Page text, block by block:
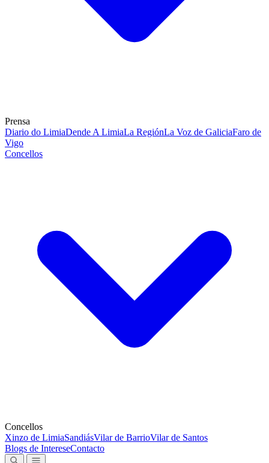
Prensa
Diario do LimiaDende A LimiaLa RegiónLa Voz de GaliciaFaro de
Vigo
Concellos
Concellos
Xinzo de LimiaSandiásVilar de BarrioVilar de Santos
Blogs de IntereseContacto